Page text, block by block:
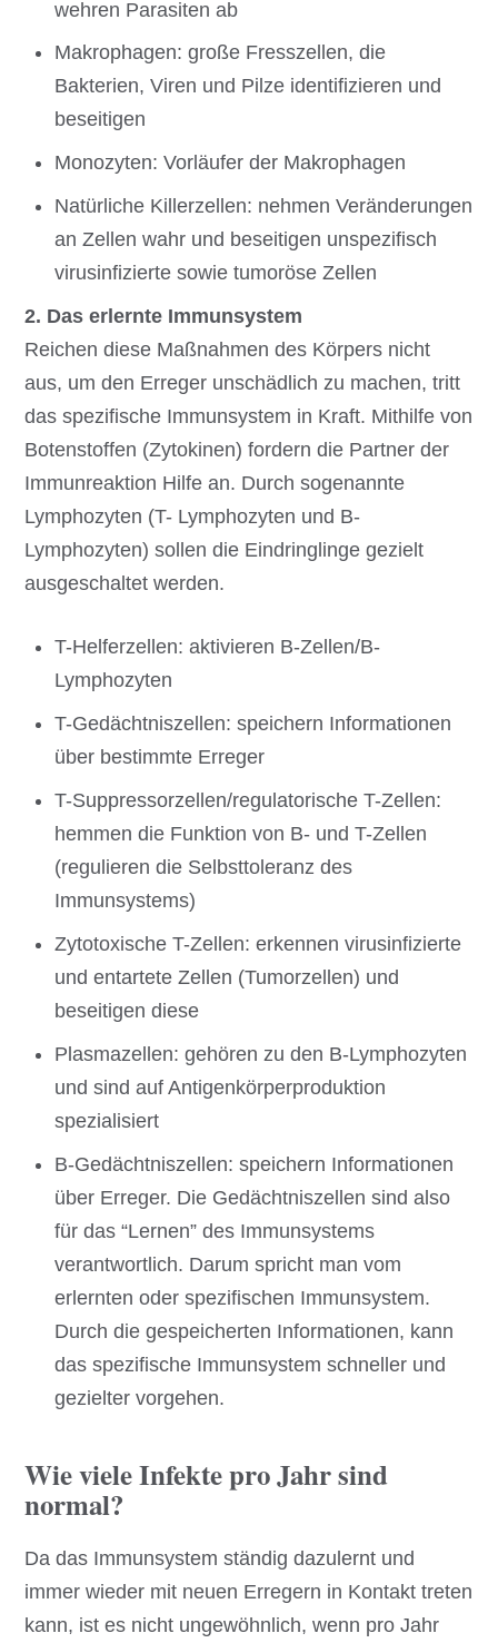
wehren Parasiten ab
Makrophagen: große Fresszellen, die
Bakterien, Viren und Pilze identifizieren und
beseitigen
Monozyten: Vorläufer der Makrophagen
Natürliche Killerzellen: nehmen Veränderungen
an Zellen wahr und beseitigen unspezifisch
virusinfizierte sowie tumoröse Zellen
2. Das erlernte Immunsystem
Reichen diese Maßnahmen des Körpers nicht
aus, um den Erreger unschädlich zu machen, tritt
das spezifische Immunsystem in Kraft. Mithilfe von
Botenstoffen (Zytokinen) fordern die Partner der
Immunreaktion Hilfe an. Durch sogenannte
Lymphozyten (T- Lymphozyten und B-
Lymphozyten) sollen die Eindringlinge gezielt
ausgeschaltet werden.
T-Helferzellen: aktivieren B-Zellen/B-
Lymphozyten
T-Gedächtniszellen: speichern Informationen
über bestimmte Erreger
T-Suppressorzellen/regulatorische T-Zellen:
hemmen die Funktion von B- und T-Zellen
(regulieren die Selbsttoleranz des
Immunsystems)
Zytotoxische T-Zellen: erkennen virusinfizierte
und entartete Zellen (Tumorzellen) und
beseitigen diese
Plasmazellen: gehören zu den B-Lymphozyten
und sind auf Antigenkörperproduktion
spezialisiert
B-Gedächtniszellen: speichern Informationen
über Erreger. Die Gedächtniszellen sind also
für das “Lernen” des Immunsystems
verantwortlich. Darum spricht man vom
erlernten oder spezifischen Immunsystem.
Durch die gespeicherten Informationen, kann
das spezifische Immunsystem schneller und
gezielter vorgehen.
Wie viele Infekte pro Jahr sind
normal?
Da das Immunsystem ständig dazulernt und
immer wieder mit neuen Erregern in Kontakt treten
kann, ist es nicht ungewöhnlich, wenn pro Jahr